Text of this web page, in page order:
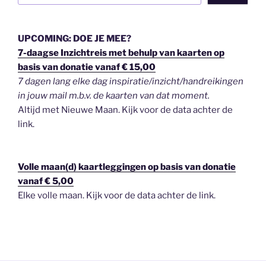
UPCOMING: DOE JE MEE?
7-daagse Inzichtreis met behulp van kaarten op
basis van donatie vanaf € 15,00
7 dagen lang elke dag inspiratie/inzicht/handreikingen
in jouw mail m.b.v. de kaarten van dat moment.
Altijd met Nieuwe Maan. Kijk voor de data achter de
link.
Volle maan(d) kaartleggingen op basis van donatie
vanaf € 5,00
Elke volle maan. Kijk voor de data achter de link.